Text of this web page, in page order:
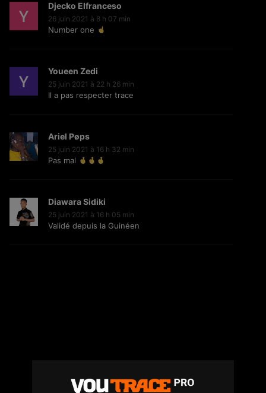
GKBL – Bella Makossa
Freezy Boy – Ndombolo
Djecko Elfranceso
26 juin 2021 à 8 h 07 min
Number one
Youeen Zedi
25 juin 2021 à 22 h 26 min
Il a pas respecter trace
Ariel Pøps
25 juin 2021 à 16 h 32 min
Pas mal
Diawara Sidiki
25 juin 2021 à 16 h 05 min
Validé depuis la Guinéen